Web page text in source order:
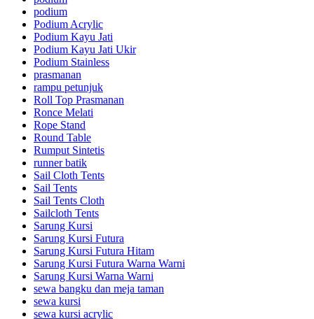
podium
Podium Acrylic
Podium Kayu Jati
Podium Kayu Jati Ukir
Podium Stainless
prasmanan
rampu petunjuk
Roll Top Prasmanan
Ronce Melati
Rope Stand
Round Table
Rumput Sintetis
runner batik
Sail Cloth Tents
Sail Tents
Sail Tents Cloth
Sailcloth Tents
Sarung Kursi
Sarung Kursi Futura
Sarung Kursi Futura Hitam
Sarung Kursi Futura Warna Warni
Sarung Kursi Warna Warni
sewa bangku dan meja taman
sewa kursi
sewa kursi acrylic